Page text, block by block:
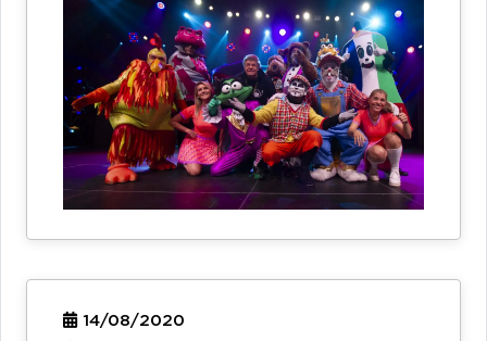
14/08/2020